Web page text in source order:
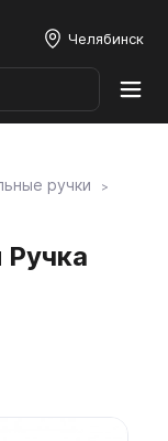
Челябинск
ручки
Ручка